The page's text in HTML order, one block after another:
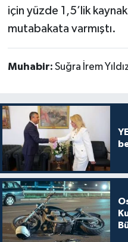
için yüzde 1,5’lik
mutabakata varmıştı.
Muhabir: Suğra İrem